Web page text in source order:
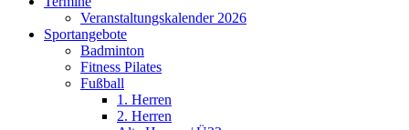
Veranstaltungskalender 2026
Sportangebote
Badminton
Fitness Pilates
Fußball
1. Herren
2. Herren